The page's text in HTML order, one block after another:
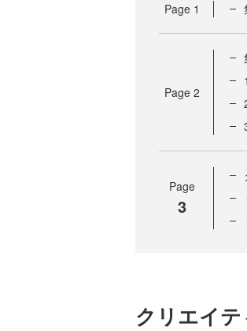
Page 1
Page 2
Page
3
クリエイ